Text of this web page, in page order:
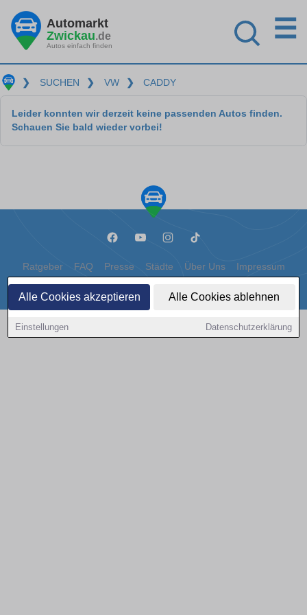
Alle Cookies akzeptieren Alle Cookies ablehnen
Einstellungen Datenschutzerklärung
Automarkt
Zwickau.de
Autos einfach finden
☰
❯ SUCHEN ❯ VW ❯ CADDY
Leider konnten wir derzeit keine passenden Autos finden.
Schauen Sie bald wieder vorbei!
Ratgeber FAQ Presse Städte Über Uns Impressum
Datenschutz Cookies
Copyright © 2000 - 2026 | 1A Infosysteme GmbH | Content by: 1a-sites-autos